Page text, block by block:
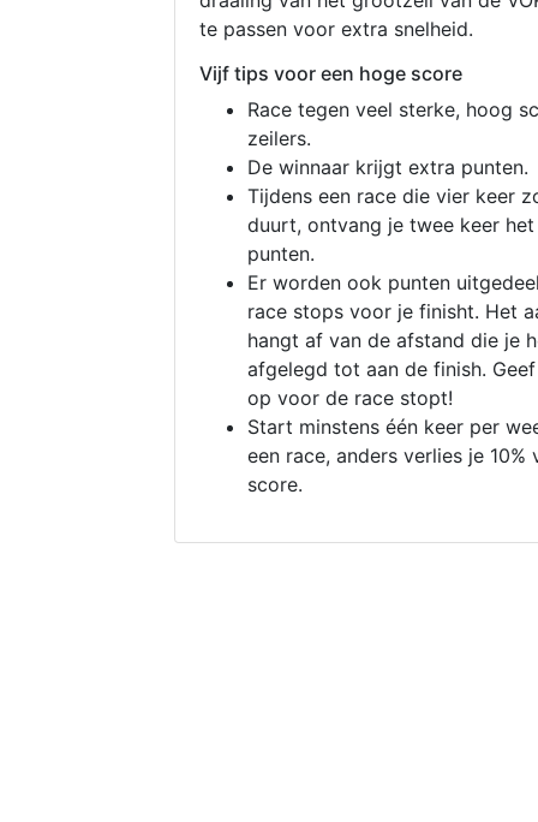
te passen voor extra snelheid.
Vijf tips voor een hoge score
Race tegen veel sterke, hoog
zeilers.
De winnaar krijgt extra punten.
Tijdens een race die vier keer
duurt, ontvang je twee keer
punten.
Er worden ook punten
race stops voor je finisht. Het
hangt af van de afstand die je
afgelegd tot aan de finish.
op voor de race stopt!
Start minstens één keer per
een race, anders verlies je 10%
score.